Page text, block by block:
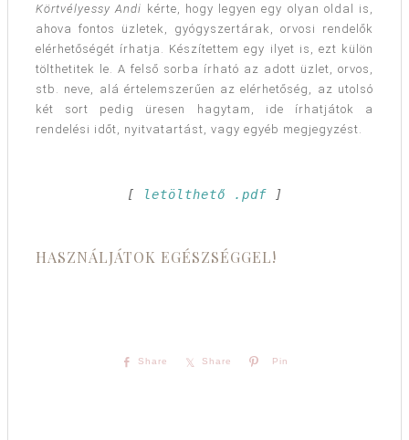
Körtvélyessy Andi kérte, hogy legyen egy olyan oldal is,
ahova fontos üzletek, gyógyszertárak, orvosi rendelők
elérhetőségét írhatja. Készítettem egy ilyet is, ezt külön
tölthetitek le. A felső sorba írható az adott üzlet, orvos,
stb. neve, alá értelemszerűen az elérhetőség, az utolsó
két sort pedig üresen hagytam, ide írhatjátok a
rendelési időt, nyitvatartást, vagy egyéb megjegyzést.
[ letölthető .pdf ]
HASZNÁLJÁTOK EGÉSZSÉGGEL!
Share Share Pin